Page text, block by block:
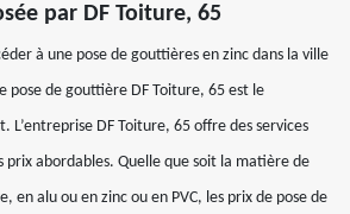
par DF Toiture, 65
à une pose de gouttières en zinc dans la ville
pose de gouttière DF Toiture, 65 est le
L’entreprise DF Toiture, 65 offre des services
prix abordables. Quelle que soit la matière de
en alu ou en zinc ou en PVC, les prix de pose de